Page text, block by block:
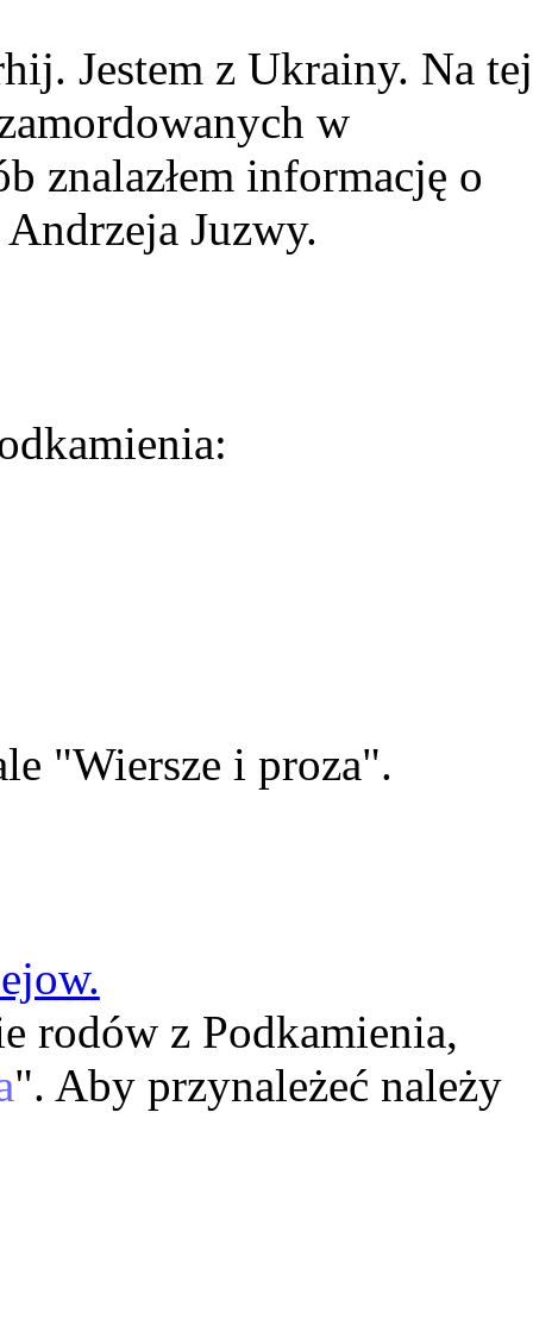
Jestem z Ukrainy. Na tej
w
znalazłem informację o
Juzwy.
"Wiersze i proza".
rodów z Podkamienia,
". Aby przynależeć należy